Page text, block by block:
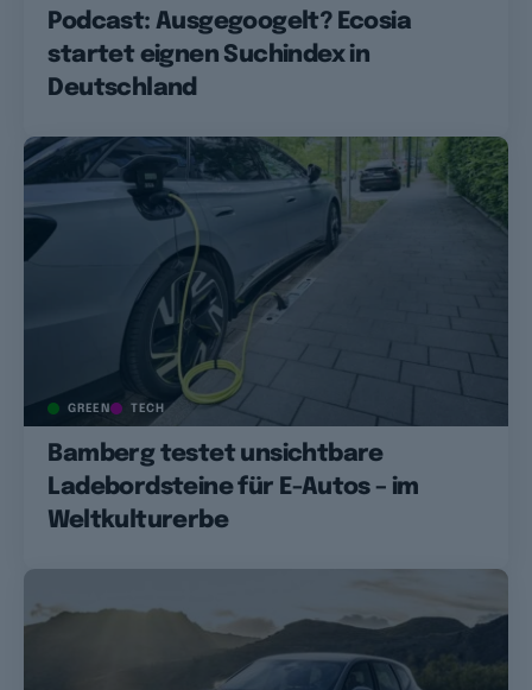
Podcast: Ausgegoogelt? Ecosia
startet eignen Suchindex in
Deutschland
GREEN TECH
Bamberg testet unsichtbare
Ladebordsteine für E-Autos – im
Weltkulturerbe